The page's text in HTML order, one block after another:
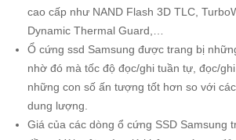
cao cấp như NAND Flash 3D TLC,
Dynamic Thermal Guard,…
Ổ cứng ssd Samsung được trang bị
nhờ đó mà tốc độ đọc/ghi tuần tự, đọc/
những con số ấn tượng tốt hơn so với
dung lượng.
Giá của các dòng ổ cứng SSD Samsung